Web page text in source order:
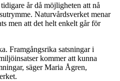
år då möjligheten att nå
Naturvårdsverket menar
men att det helt enkelt går för
Framgångsrika satsningar i
kommer att kunna
säger Maria Ågren,